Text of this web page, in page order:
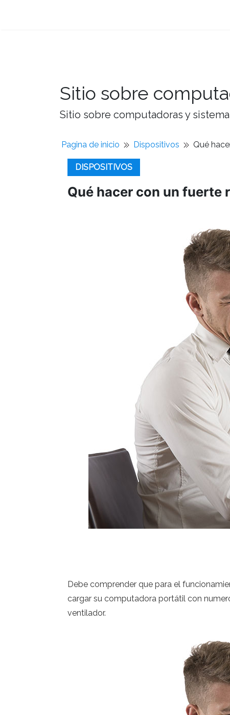
Sitio sobre
Sitio sobre computadoras y
Pagina de inicio Dispositivos Qué
DISPOSITIVOS
Qué hacer con un
Debe comprender que para el
cargar su computadora portátil con
ventilador.